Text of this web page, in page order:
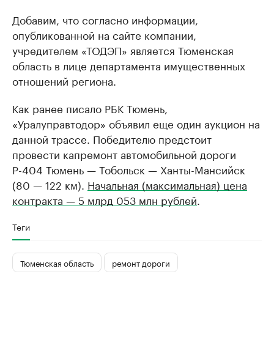
Добавим, что согласно информации,
опубликованной на сайте компании,
учредителем «ТОДЭП» является Тюменская
область в лице департамента имущественных
отношений региона.
Как ранее писало РБК Тюмень,
«Уралуправтодор» объявил еще один аукцион на
данной трассе. Победителю предстоит
провести капремонт автомобильной дороги
Р-404 Тюмень — Тобольск — Ханты-Мансийск
(80 — 122 км). Начальная (максимальная) цена
контракта — 5 млрд 053 млн рублей
Теги
Тюменская область ремонт дороги